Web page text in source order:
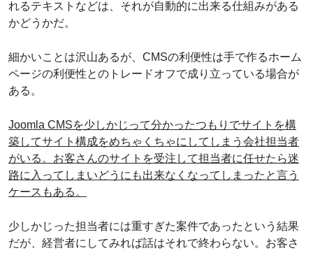
れるテキストなどは、それが自動的に出来る仕組みがある
かどうかだ。
細かいことは沢山あるが、CMSの利便性は手で作るホーム
ページの利便性とのトレードオフで成り立っている場合が
ある。
Joomla CMSを少しかじって分かったつもりでサイトを構
築してサイト構成をめちゃくちゃにしてしまう会社担当者
がいる。お客さんのサイトを受注して担当者に任せたら迷
路に入ってしまいどうにも出来なくなってしまったと言う
ケースもある。
少しかじった担当者には重すぎた案件であったという結果
だが、経営者にしてみれば話はそれで終わらない。お客さ